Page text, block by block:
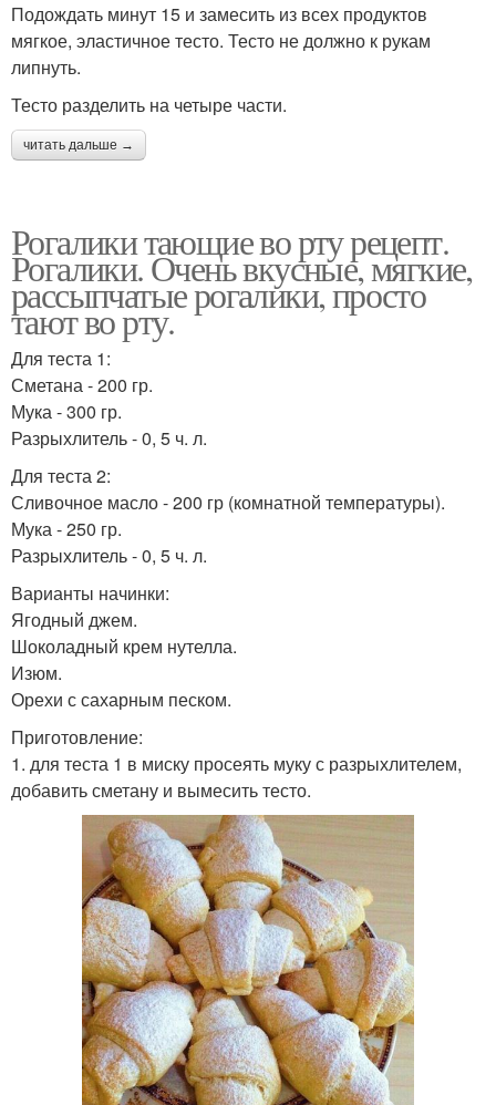
Подождать минут 15 и замесить из всех продуктов
мягкое, эластичное тесто. Тесто не должно к рукам
липнуть.
Тесто разделить на четыре части.
читать дальше →
Рогалики тающие во рту рецепт.
Рогалики. Очень вкусные, мягкие,
рассыпчатые рогалики, просто
тают во рту.
Для теста 1:
Сметана - 200 гр.
Мука - 300 гр.
Разрыхлитель - 0, 5 ч. л.
Для теста 2:
Сливочное масло - 200 гр (комнатной температуры).
Мука - 250 гр.
Разрыхлитель - 0, 5 ч. л.
Варианты начинки:
Ягодный джем.
Шоколадный крем нутелла.
Изюм.
Орехи с сахарным песком.
Приготовление:
1. для теста 1 в миску просеять муку с разрыхлителем,
добавить сметану и вымесить тесто.